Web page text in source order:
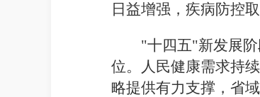
日益增强，疾病防控
"十四五"新发展
位。人民健康需求持
略提供有力支撑，省